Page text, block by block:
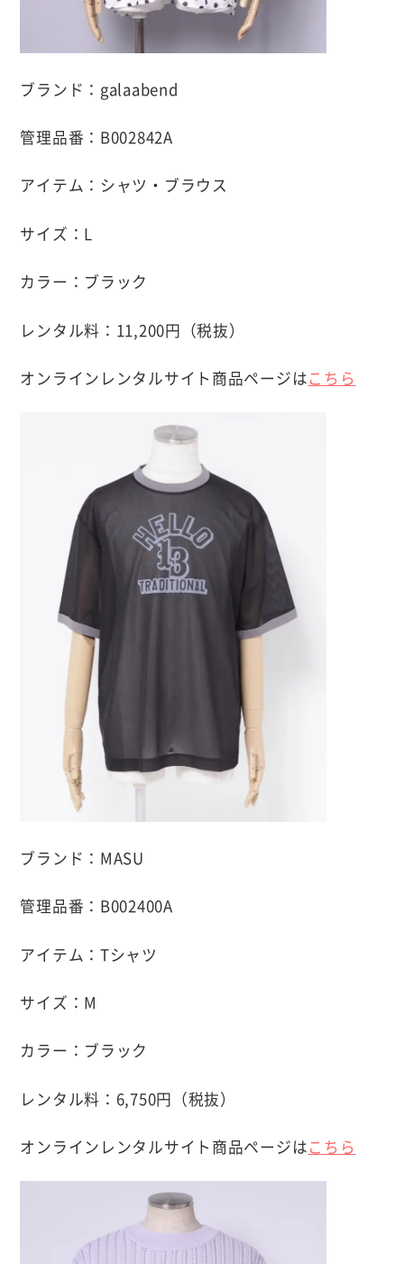
ブランド：galaabend
管理品番：B002842A
アイテム：シャツ・ブラウス
サイズ：L
カラー：ブラック
レンタル料：11,200円（税抜）
オンラインレンタルサイト商品ページは こちら
ブランド：MASU
管理品番：B002400A
アイテム：Tシャツ
サイズ：M
カラー：ブラック
レンタル料：6,750円（税抜）
オンラインレンタルサイト商品ページは こちら